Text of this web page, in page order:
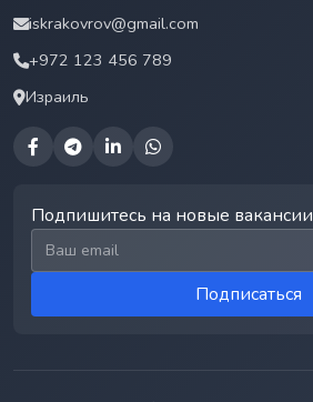
iskrakovrov@gmail.com
+972 123 456 789
Израиль
Подпишитесь на новые вакансии
Email для подписки
Подписаться